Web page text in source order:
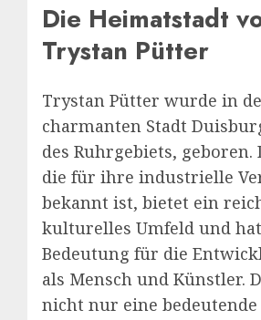
Die Heimatstadt
Trystan Pütter
Trystan Pütter wurde in
charmanten Stadt
des Ruhrgebiets, geboren.
die für ihre industrielle
bekannt ist, bietet ein
kulturelles Umfeld und
Bedeutung für die
als Mensch und Künstler.
nicht nur eine bedeutende